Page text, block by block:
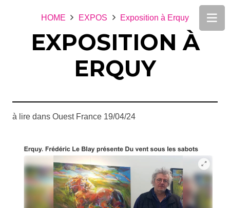
HOME EXPOS Exposition à Erquy
EXPOSITION À
ERQUY
à lire dans Ouest France 19/04/24